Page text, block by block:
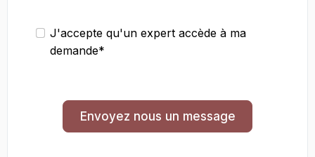
J'accepte qu'un expert accède à ma
demande*
Envoyez nous un message